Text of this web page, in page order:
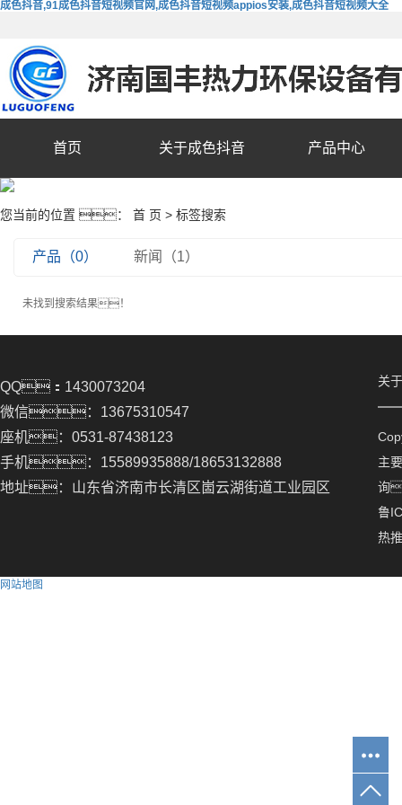
成色抖音,91成色抖音短视频官网,成色抖音短视频appios安装,成色抖音短视频大全
首页 关于成色抖音 产品中心
您当前的位置 ： 首 页 > 标签搜索
产品（0） 新闻（1）
未找到搜索结果！
QQ：1430073204
微信：13675310547
座机：0531-87438123
手机：15589935888/18653132888
地址：山东省济南市长清区崮云湖街道工业园区
关
主
询
鲁
热
网站地图